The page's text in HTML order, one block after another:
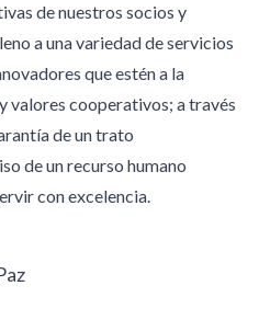
de nuestros socios y
a una variedad de servicios
que estén a la
valores cooperativos; a través
de un trato
de un recurso humano
con excelencia.